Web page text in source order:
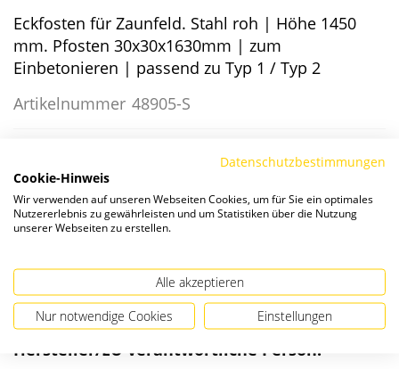
Eckfosten für Zaunfeld. Stahl roh | Höhe 1450
mm. Pfosten 30x30x1630mm | zum
Einbetonieren | passend zu Typ 1 / Typ 2
Artikelnummer 48905-S
Die Preise verstehen sich zzgl. ges. MwSt. und Versandkosten
Verfügbarkeit:
Angaben zur Produktsicherheit
Hersteller/EU verantwortliche Person:
Datenschutzbestimmungen
Cookie-Hinweis
Wir verwenden auf unseren Webseiten Cookies, um für Sie ein optimales
Nutzererlebnis zu gewährleisten und um Statistiken über die Nutzung
unserer Webseiten zu erstellen.
Alle akzeptieren
Nur notwendige Cookies Einstellungen